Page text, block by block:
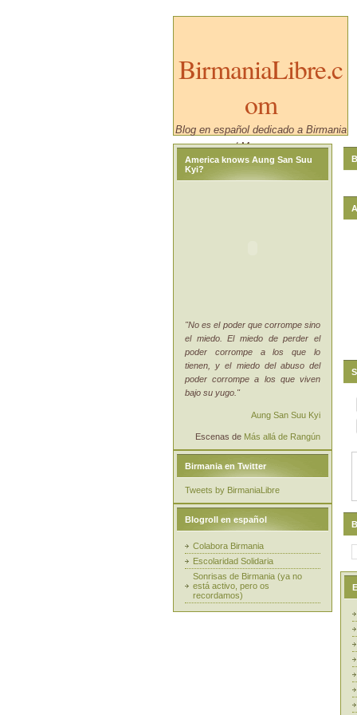
BirmaniaLibre.c
om
Blog en español dedicado a Birmania
/ Myanmar.
America knows Aung San Suu
Kyi?
"No es el poder que corrompe sino
el miedo. El miedo de perder el
poder corrompe a los que lo
tienen, y el miedo del abuso del
poder corrompe a los que viven
bajo su yugo."
Aung San Suu Kyi
Escenas de Más allá de Rangún
Birmania en Twitter
Tweets by BirmaniaLibre
Blogroll en español
Colabora Birmania
Escolaridad Solidaria
Sonrisas de Birmania (ya no
está activo, pero os
recordamos)